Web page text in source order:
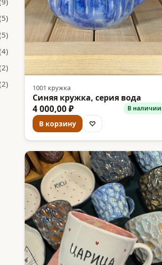
1001 кружка
Синяя кружка, серия вода
4 000,00 ₽ В наличии
В корзину ♡